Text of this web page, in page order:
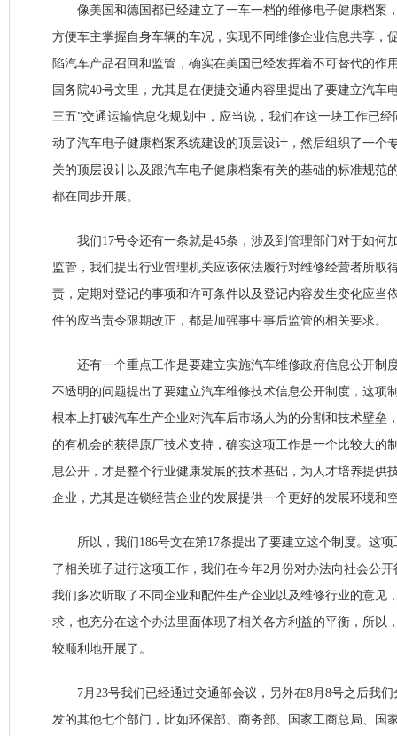
像美国和德国都已经建立了一车一档的维修电子健康档案
方便车主掌握自身车辆的车况，实现不同维修企业信息共享，
陷汽车产品召回和监管，确实在美国已经发挥着不可替代的作
国务院40号文里，尤其是在便捷交通内容里提出了要建立汽车
三五”交通运输信息化规划中，应当说，我们在这一块工作已
动了汽车电子健康档案系统建设的顶层设计，然后组织了一个
关的顶层设计以及跟汽车电子健康档案有关的基础的标准规范
都在同步开展。
我们17号令还有一条就是45条，涉及到管理部门对于如何
监管，我们提出行业管理机关应该依法履行对维修经营者所取
责，定期对登记的事项和许可条件以及登记内容发生变化应当
件的应当责令限期改正，都是加强事中事后监管的相关要求。
还有一个重点工作是要建立实施汽车维修政府信息公开制
不透明的问题提出了要建立汽车维修技术信息公开制度，这项
根本上打破汽车生产企业对汽车后市场人为的分割和技术壁垒
的有机会的获得原厂技术支持，确实这项工作是一个比较大的
息公开，才是整个行业健康发展的技术基础，为人才培养提供
企业，尤其是连锁经营企业的发展提供一个更好的发展环境和
所以，我们186号文在第17条提出了要建立这个制度。这项
了相关班子进行这项工作，我们在今年2月份对办法向社会公
我们多次听取了不同企业和配件生产企业以及维修行业的意见
求，也充分在这个办法里面体现了相关各方利益的平衡，所以
较顺利地开展了。
7月23号我们已经通过交通部会议，另外在8月8号之后我们
发的其他七个部门，比如环保部、商务部、国家工商总局、国